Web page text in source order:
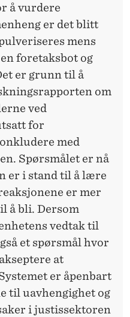
å vurdere
er det blitt
mens
foretaksbot og
er grunn til å
om
ved
for
med
Spørsmålet er nå
er i stand til å lære
er mer
å bli. Dersom
vedtak til
et spørsmål hvor
at
er åpenbart
til uavhengighet og
i justissektoren